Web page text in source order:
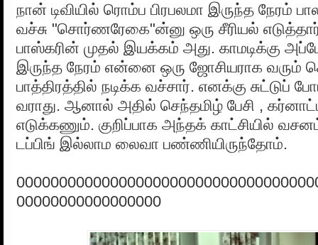
நான் டிவியில் ரொம்ப பிரபலமா இருந்த நேரம்
வச்சு "சொர்ணரேகை"ன்னு ஒரு சீரியல் எடுத்தார்.
பாஸ்கரின் முதல் இயக்கம் அது. காமடிக்கு
இருந்த நேரம் என்னை ஒரு ஜோசியராக
பாத்திரத்தில் நடிக்க வச்சார். எனக்கு சுட்டுப்
வராது. ஆனால் அதில் செந்தமிழ் பேசி ,
எடுக்கணும். குறிப்பாக அந்தக் காட்சியில்
டப்பிங் இல்லாம லைவா பண்ணியிருந்தோம்.
00000000000000000